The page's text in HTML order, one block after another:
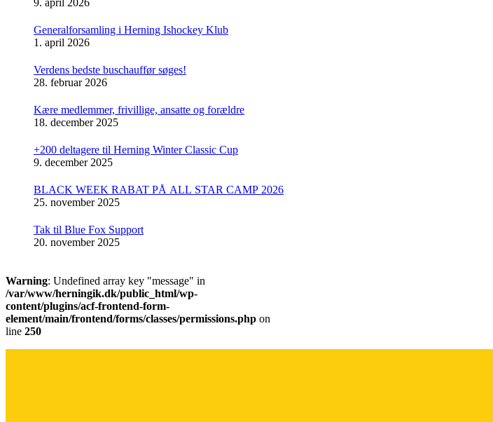
Generalforsamling i Herning Ishockey Klub
1. april 2026
Verdens bedste buschauffør søges!
28. februar 2026
Kære medlemmer, frivillige, ansatte og forældre
18. december 2025
+200 deltagere til Herning Winter Classic Cup
9. december 2025
BLACK WEEK RABAT PÅ ALL STAR CAMP 2026
25. november 2025
Tak til Blue Fox Support
20. november 2025
Warning: Undefined array key "message" in
/var/www/herningik.dk/public_html/wp-
content/plugins/acf-frontend-form-
element/main/frontend/forms/classes/permissions.php on
line 250